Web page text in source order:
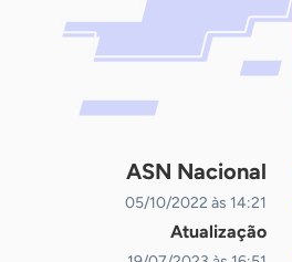
ASN Nacional
05/10/2022 às 14:21
Atualização